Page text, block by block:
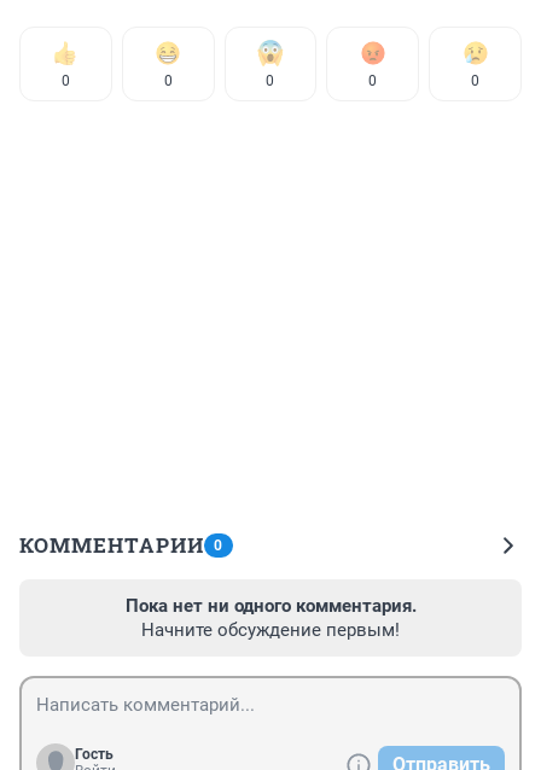
0 0 0 0 0
КОММЕНТАРИИ 0
Пока нет ни одного комментария.
Начните обсуждение первым!
Гость
Отправить